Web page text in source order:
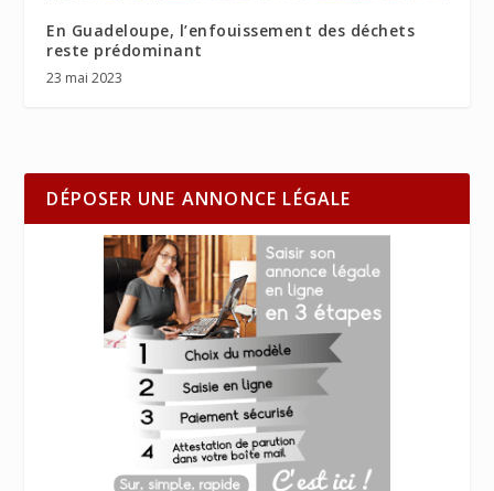
En Guadeloupe, l’enfouissement des déchets
reste prédominant
23 mai 2023
DÉPOSER UNE ANNONCE LÉGALE